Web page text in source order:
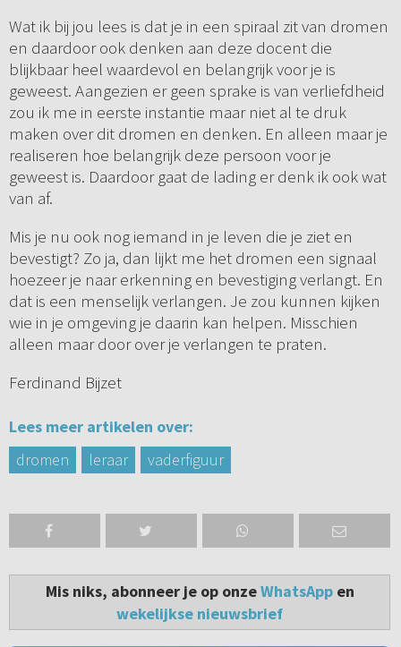
Wat ik bij jou lees is dat je in een spiraal zit van dromen
en daardoor ook denken aan deze docent die
blijkbaar heel waardevol en belangrijk voor je is
geweest. Aangezien er geen sprake is van verliefdheid
zou ik me in eerste instantie maar niet al te druk
maken over dit dromen en denken. En alleen maar je
realiseren hoe belangrijk deze persoon voor je
geweest is. Daardoor gaat de lading er denk ik ook wat
van af.
Mis je nu ook nog iemand in je leven die je ziet en
bevestigt? Zo ja, dan lijkt me het dromen een signaal
hoezeer je naar erkenning en bevestiging verlangt. En
dat is een menselijk verlangen. Je zou kunnen kijken
wie in je omgeving je daarin kan helpen. Misschien
alleen maar door over je verlangen te praten.
Ferdinand Bijzet
Lees meer artikelen over:
dromen
leraar vaderfiguur
Mis niks, abonneer je op onzeWhatsAppen
wekelijkse nieuwsbrief